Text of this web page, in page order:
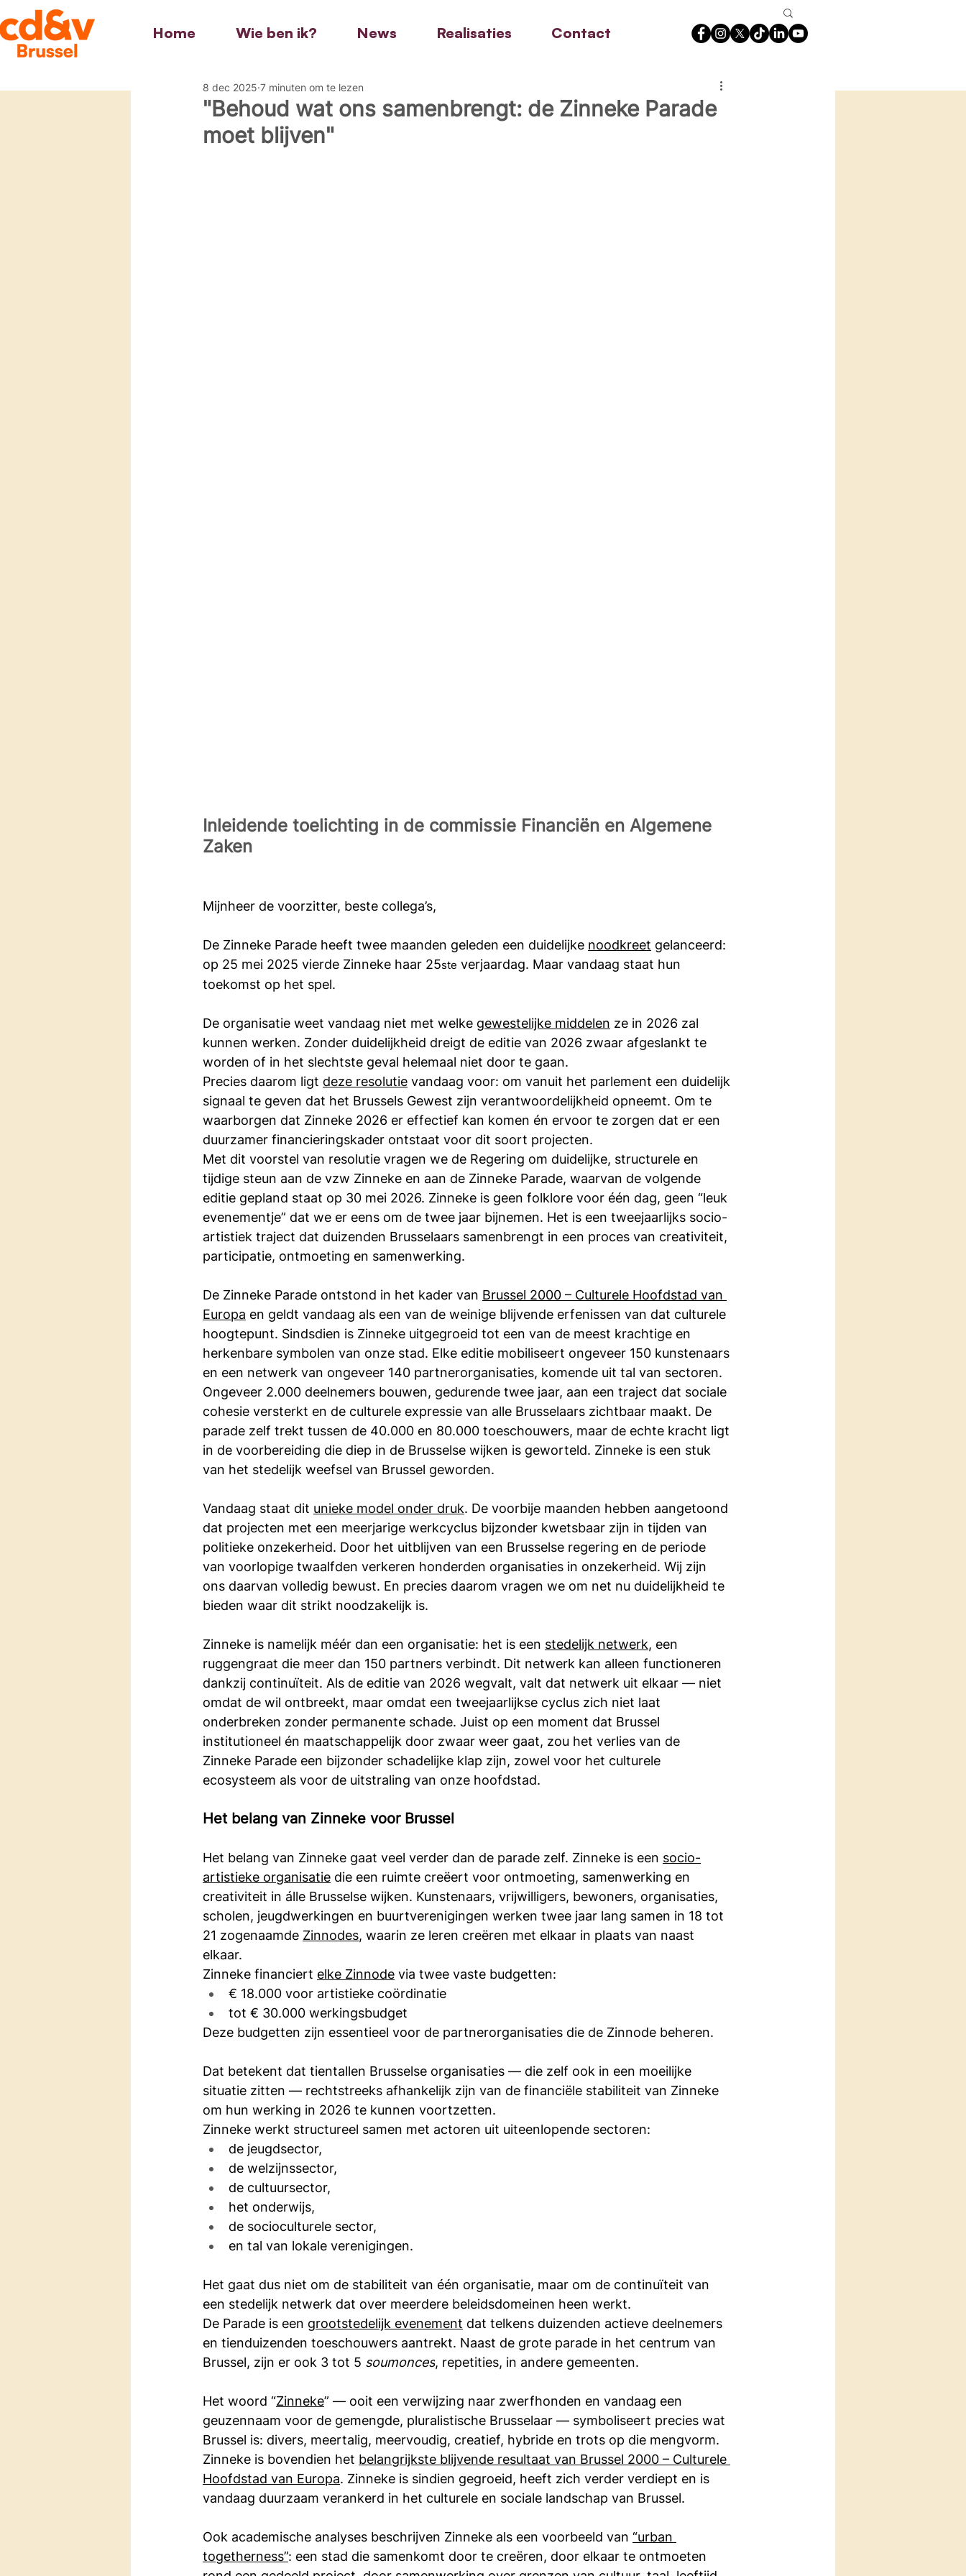
Home Wie ben ik? News Realisaties Contact
"Behoud wat ons samenbrengt: de Zinneke Parade
moet blijven"
8 dec 2025 7 minuten om te lezen
Inleidende toelichting in de commissie Financiën en Algemene
Zaken
Mijnheer de voorzitter, beste collega’s,
De Zinneke Parade heeft twee maanden geleden een duidelijke noodkreet gelanceerd:
op 25 mei 2025 vierde Zinneke haar 25ste verjaardag. Maar vandaag staat hun
toekomst op het spel.
De organisatie weet vandaag niet met welke gewestelijke middelen ze in 2026 zal
kunnen werken. Zonder duidelijkheid dreigt de editie van 2026 zwaar afgeslankt te
worden of in het slechtste geval helemaal niet door te gaan.
Precies daarom ligt deze resolutie vandaag voor: om vanuit het parlement een duidelijk
signaal te geven dat het Brussels Gewest zijn verantwoordelijkheid opneemt. Om te
waarborgen dat Zinneke 2026 er effectief kan komen én ervoor te zorgen dat er een
duurzamer financieringskader ontstaat voor dit soort projecten.
Met dit voorstel van resolutie vragen we de Regering om duidelijke, structurele en
tijdige steun aan de vzw Zinneke en aan de Zinneke Parade, waarvan de volgende
editie gepland staat op 30 mei 2026. Zinneke is geen folklore voor één dag, geen “leuk
evenementje” dat we er eens om de twee jaar bijnemen. Het is een tweejaarlijks socio-
artistiek traject dat duizenden Brusselaars samenbrengt in een proces van creativiteit,
participatie, ontmoeting en samenwerking.
De Zinneke Parade ontstond in het kader van Brussel 2000 – Culturele Hoofdstad van
Europa en geldt vandaag als een van de weinige blijvende erfenissen van dat culturele
hoogtepunt. Sindsdien is Zinneke uitgegroeid tot een van de meest krachtige en
herkenbare symbolen van onze stad. Elke editie mobiliseert ongeveer 150 kunstenaars
en een netwerk van ongeveer 140 partnerorganisaties, komende uit tal van sectoren.
Ongeveer 2.000 deelnemers bouwen, gedurende twee jaar, aan een traject dat sociale
cohesie versterkt en de culturele expressie van alle Brusselaars zichtbaar maakt. De
parade zelf trekt tussen de 40.000 en 80.000 toeschouwers, maar de echte kracht ligt
in de voorbereiding die diep in de Brusselse wijken is geworteld. Zinneke is een stuk
van het stedelijk weefsel van Brussel geworden.
Vandaag staat dit unieke model onder druk. De voorbije maanden hebben aangetoond
dat projecten met een meerjarige werkcyclus bijzonder kwetsbaar zijn in tijden van
politieke onzekerheid. Door het uitblijven van een Brusselse regering en de periode
van voorlopige twaalfden verkeren honderden organisaties in onzekerheid. Wij zijn
ons daarvan volledig bewust. En precies daarom vragen we om net nu duidelijkheid te
bieden waar dit strikt noodzakelijk is.
Zinneke is namelijk méér dan een organisatie: het is een stedelijk netwerk, een
ruggengraat die meer dan 150 partners verbindt. Dit netwerk kan alleen functioneren
dankzij continuïteit. Als de editie van 2026 wegvalt, valt dat netwerk uit elkaar — niet
omdat de wil ontbreekt, maar omdat een tweejaarlijkse cyclus zich niet laat
onderbreken zonder permanente schade. Juist op een moment dat Brussel
institutioneel én maatschappelijk door zwaar weer gaat, zou het verlies van de
Zinneke Parade een bijzonder schadelijke klap zijn, zowel voor het culturele
ecosysteem als voor de uitstraling van onze hoofdstad.
Het belang van Zinneke voor Brussel
Het belang van Zinneke gaat veel verder dan de parade zelf. Zinneke is een socio-
artistieke organisatie die een ruimte creëert voor ontmoeting, samenwerking en
creativiteit in álle Brusselse wijken. Kunstenaars, vrijwilligers, bewoners, organisaties,
scholen, jeugdwerkingen en buurtverenigingen werken twee jaar lang samen in 18 tot
21 zogenaamde Zinnodes, waarin ze leren creëren met elkaar in plaats van naast
elkaar.
Zinneke financiert elke Zinnode via twee vaste budgetten:
€ 18.000 voor artistieke coördinatie
tot € 30.000 werkingsbudget
Deze budgetten zijn essentieel voor de partnerorganisaties die de Zinnode beheren.
Dat betekent dat tientallen Brusselse organisaties — die zelf ook in een moeilijke
situatie zitten — rechtstreeks afhankelijk zijn van de financiële stabiliteit van Zinneke
om hun werking in 2026 te kunnen voortzetten.
Zinneke werkt structureel samen met actoren uit uiteenlopende sectoren:
de jeugdsector,
de welzijnssector,
de cultuursector,
het onderwijs,
de socioculturele sector,
en tal van lokale verenigingen.
Het gaat dus niet om de stabiliteit van één organisatie, maar om de continuïteit van
een stedelijk netwerk dat over meerdere beleidsdomeinen heen werkt.
De Parade is een grootstedelijk evenement dat telkens duizenden actieve deelnemers
en tienduizenden toeschouwers aantrekt. Naast de grote parade in het centrum van
Brussel, zijn er ook 3 tot 5 soumonces, repetities, in andere gemeenten.
Het woord “Zinneke” — ooit een verwijzing naar zwerfhonden en vandaag een
geuzennaam voor de gemengde, pluralistische Brusselaar — symboliseert precies wat
Brussel is: divers, meertalig, meervoudig, creatief, hybride en trots op die mengvorm.
Zinneke is bovendien het belangrijkste blijvende resultaat van Brussel 2000 – Culturele
Hoofdstad van Europa. Zinneke is sindien gegroeid, heeft zich verder verdiept en is
vandaag duurzaam verankerd in het culturele en sociale landschap van Brussel.
Ook academische analyses beschrijven Zinneke als een voorbeeld van “urban
togetherness”: een stad die samenkomt door te creëren, door elkaar te ontmoeten